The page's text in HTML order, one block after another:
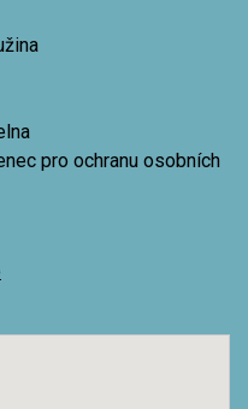
pro ochranu osobních